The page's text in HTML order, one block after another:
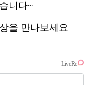
니다~
을 만나보세요